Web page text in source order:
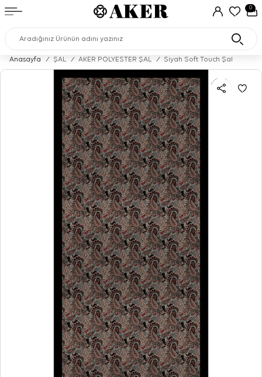
0
Anasayfa / ŞAL / AKER POLYESTER ŞAL / Siyah Soft Touch Şal